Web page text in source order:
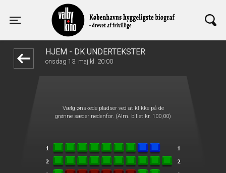
Toggle navigation
Valby Kino
HJEM - DK UNDERTEKSTER
onsdag 13. maj kl. 20:00
Vælg ønskede pladser ved at klikke på de
grønne sæder nedenfor. (Alm. billet kr. 100,00)
front03-cc 123000